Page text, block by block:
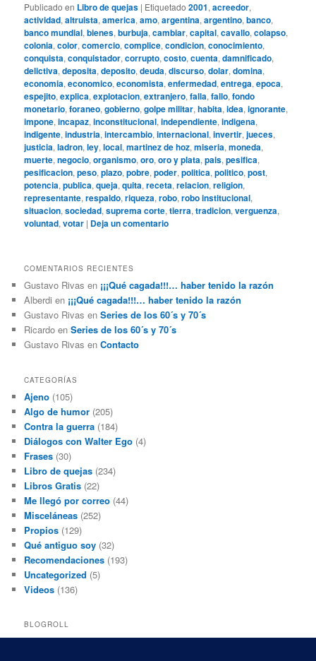
Publicado en Libro de quejas | Etiquetado 2001,acreedor,
actividad,altruista,america,amo,argentina,argentino,banco,
banco mundial,bienes,burbuja,cambiar,capital,cavallo,colapso,
colonia,color,comercio,complice,condicion,conocimiento,
conquista,conquistador,corrupto,costo,cuenta,damnificado,
delictiva,deposita,deposito,deuda,discurso,dolar,domina,
economia,economico,economista,enfermedad,entrega,epoca,
espejito,explica,explotacion,extranjero,falla,fallo,fondo
monetario,foraneo,gobierno,golpe militar,habita,idea,ignorante,
impone,incapaz,inconstitucional,independiente,indigena,
indigente,industria,intercambio,internacional,invertir,jueces,
justicia,ladron,ley,local,martinez de hoz,miseria,moneda,
muerte,negocio,organismo,oro,oro y plata,pais,pesifica,
pesificacion,peso,plazo,pobre,poder,politica,politico,post,
potencia,publica,queja,quita,receta,relacion,religion,
representante,respaldo,riqueza,robo,robo institucional,
situacion,sociedad,suprema corte,tierra,tradicion,verguenza,
voluntad,votar | Deja un comentario
COMENTARIOS RECIENTES
Gustavo Rivas en ¡¡¡Qué cagada!!!… haber tenido la razón
Alberdi en ¡¡¡Qué cagada!!!… haber tenido la razón
Gustavo Rivas enSeries de los 60´s y 70´s
Ricardo enSeries de los 60´s y 70´s
Gustavo Rivas enContacto
CATEGORÍAS
Ajeno (105)
Algo de humor (205)
Contra la guerra (184)
Diálogos con Walter Ego (4)
Frases (30)
Libro de quejas (234)
Libros Gratis (22)
Me llegó por correo (44)
Misceláneas (252)
Propios (129)
Qué antiguo soy (32)
Recomendaciones (193)
Uncategorized (5)
Videos (136)
BLOGROLL
Black and White Power